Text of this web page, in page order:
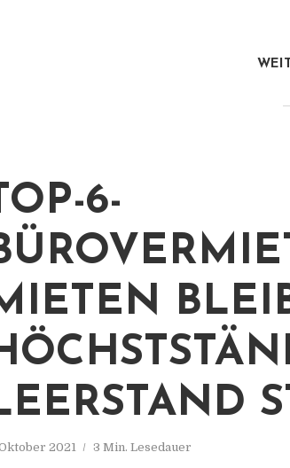
6-
2021 3 Min. Lesedauer